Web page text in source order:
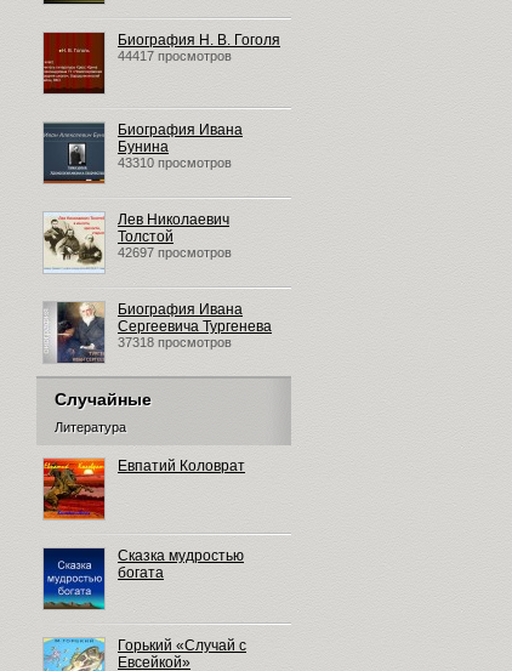
Биография Н. В. Гоголя
44417 просмотров
Биография Ивана
Бунина
43310 просмотров
Лев Николаевич
Толстой
42697 просмотров
Биография Ивана
Сергеевича Тургенева
37318 просмотров
Случайные
Литература
Евпатий Коловрат
Сказка мудростью
богата
Горький «Случай с
Евсейкой»